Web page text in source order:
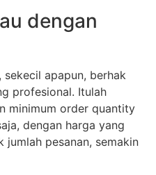
dengan
apapun, berhak
profesional. Itulah
minimum order quantity
dengan harga yang
jumlah pesanan, semakin